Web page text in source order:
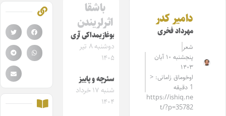
دامیر کدر
مهرداد فخری
شعر
پنجشنبه ۱۰ آبان
۱۴۰۳
اوخوماق زامانی: <
1 دقیقه
https://ishiq.ne
t/?p=35782
باشقا
اثرلریندن
بوغازیمداکی آری
دوشنبه ۸ تیر
۱۴۰۵
سئرچه و پاییز
شنبه ۱۷ خرداد
۱۴۰۴